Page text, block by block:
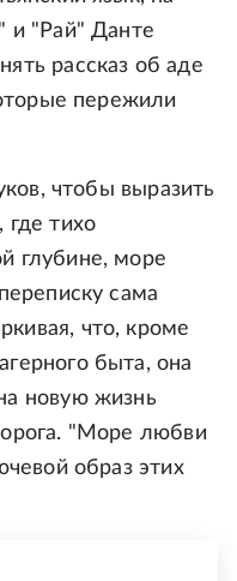
и "Рай" Данте
рассказ об аде
пережили
чтобы выразить
тихо
глубине, море
сама
что, кроме
быта, она
новую жизнь
"Море любви
образ этих